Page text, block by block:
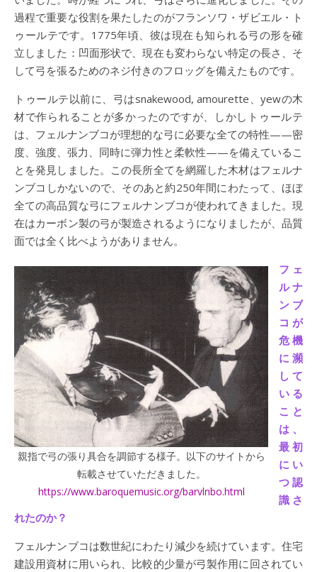
過程で重要な役割を果たしたのがフランソワ・ザビエル・ト
ゥールテです。1775年頃、彼は現在も知られる弓の形を確
立しました：凹面形状で、現在も変わらない特定の長さ、そ
して弓を張るためのネジ付きのフロッグを備えたものです。
トゥールテ以前に、弓はsnakewood, amourette、yewの木
材で作られることが多かったのですが、しかしトゥールテ
は、フェルナンブコが理想的な弓に必要な全ての特性——密
度、強度、張力、同時に弾力性と柔軟性——を備えているこ
とを発見しました。この長所全てを網羅した木材はフェルナ
ンブコしかないので、そのあと約250年間にわたって、ほぼ
全ての高品質な弓にフェルナンブコが使われてきました。現
在はカーボン製の弓が製造されるようになりましたが、品質
面では全く比べようがありません。
親指で弓の張り具合を調節する様子。以下のサイトから
転載させていただきました。
https://www.baroquemusic.org/barvlnbo.html
フェ
ルナ
ンブ
コが
危機
に瀕
して
いる
こと
は、
最初
にい
つ認
識さ
れたのか？
フェルナンブコは数世紀にわたり減少を続けています。住宅
建設用資材に用いられ、比較的少量が弓製作用に回されてい